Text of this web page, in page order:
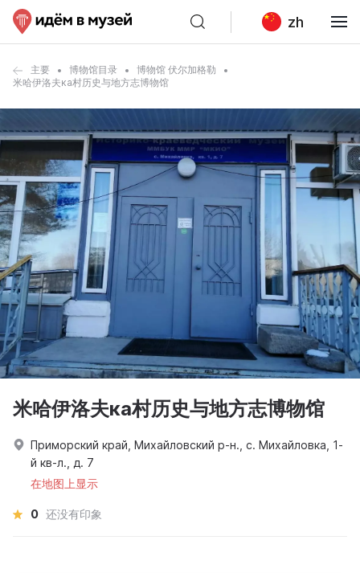
zh
主要 博物馆目录
博物馆 伏尔加格勒
米哈伊洛夫ка村历史与地方志博物馆
米哈伊洛夫ка村历史与地方志博物馆
Приморский край, Михайловский р-н., с. Михайловка, 1-
й кв-л., д. 7
在地图上显示
0 还没有印象